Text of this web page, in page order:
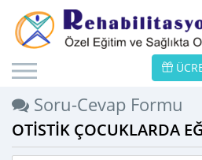
Soru-Cevap Formu
OTİSTİK ÇOCUKLARDA